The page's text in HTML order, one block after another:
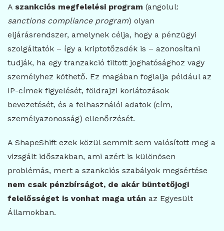
A szankciós megfelelési program (angolul:
sanctions compliance program) olyan
eljárásrendszer, amelynek célja, hogy a pénzügyi
szolgáltatók – így a kriptotőzsdék is – azonosítani
tudják, ha egy tranzakció tiltott joghatósághoz vagy
személyhez köthető. Ez magában foglalja például az
IP-címek figyelését, földrajzi korlátozások
bevezetését, és a felhasználói adatok (cím,
személyazonosság) ellenőrzését.
A ShapeShift ezek közül semmit sem valósított meg a
vizsgált időszakban, ami azért is különösen
problémás, mert a szankciós szabályok megsértése
nem csak pénzbírságot, de akár büntetőjogi
felelősséget is vonhat maga után az Egyesült
Államokban.